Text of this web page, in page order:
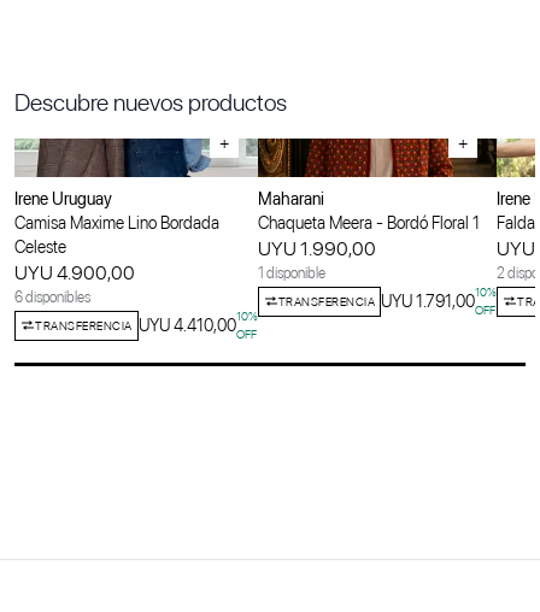
Descubre nuevos productos
+
Irene Uruguay
Camisa Maxime Lino Bordada
Celeste
UYU 4.900,00
6 disponibles
TRANSFERENCIA UYU 4.410,0010%
OFF
+
Maharani
Chaqueta Meera - Bordó Floral 1
UYU 1.990,00
1 disponible
TRANSFERENCIA UYU 1.791,0010%
OFF
Irene
Falda
2